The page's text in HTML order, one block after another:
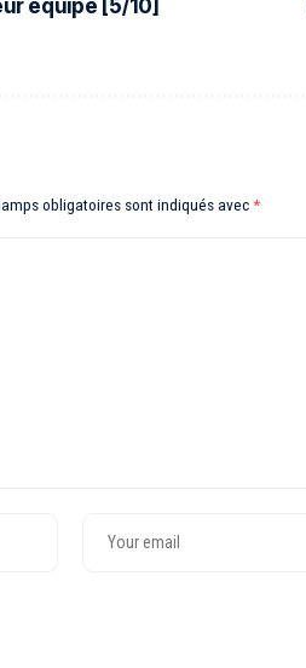
équipe [5/10]
obligatoires sont indiqués avec*